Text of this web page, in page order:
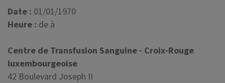
Date : 01/01/1970
Heure : de à
Centre de Transfusion Sanguine - Croix-Rouge
luxembourgeoise
42 Boulevard Joseph II